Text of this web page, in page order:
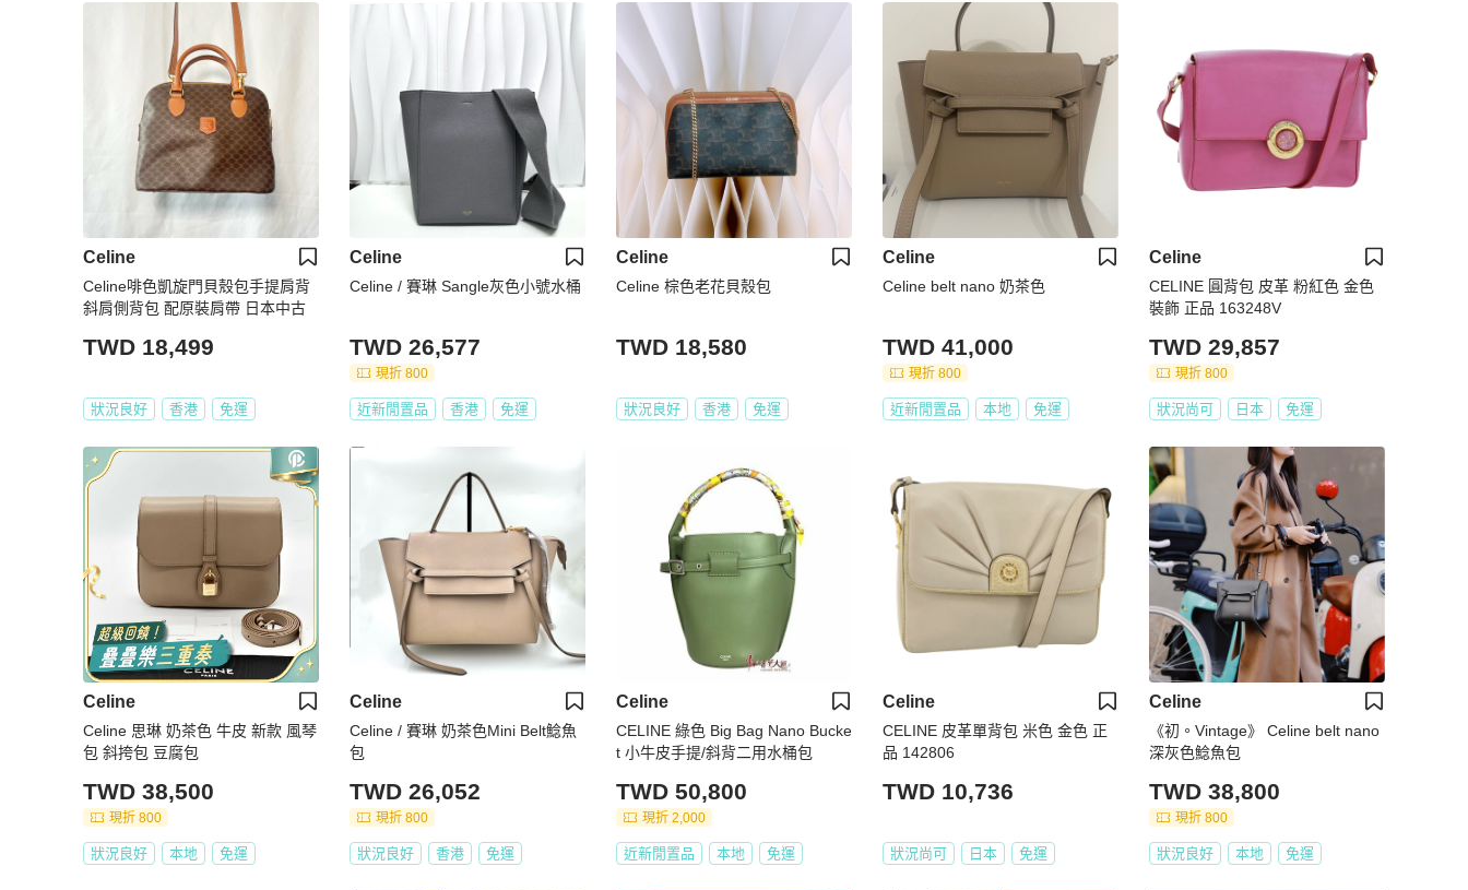
Celine
Celine啡色凱旋門貝殼包手提肩背
斜肩側背包 配原裝肩帶 日本中古
TWD 18,499
狀況良好 香港 免運
Celine
Celine / 賽琳 Sangle灰色小號水桶
TWD 26,577
現折 800
近新閒置品 香港 免運
Celine
Celine 棕色老花貝殼包
TWD 18,580
狀況良好 香港 免運
Celine
Celine belt nano 奶茶色
TWD 41,000
現折 800
近新閒置品 本地 免運
Celine
CELINE 圓背包 皮革 粉紅色 金色
裝飾 正品 163248V
TWD 29,857
現折 800
狀況尚可 日本 免運
Celine
Celine 思琳 奶茶色 牛皮 新款 風琴
包 斜挎包 豆腐包
TWD 38,500
現折 800
狀況良好 本地 免運
Celine
Celine / 賽琳 奶茶色Mini Belt鯰魚
包
TWD 26,052
現折 800
狀況良好 香港 免運
Celine
CELINE 綠色 Big Bag Nano Bucke
t 小牛皮手提/斜背二用水桶包
TWD 50,800
現折 2,000
近新閒置品 本地 免運
Celine
CELINE 皮革單背包 米色 金色 正
品 142806
TWD 10,736
狀況尚可 日本 免運
Celine
《初。Vintage》 Celine belt nano
深灰色鯰魚包
TWD 38,800
現折 800
狀況良好 本地 免運